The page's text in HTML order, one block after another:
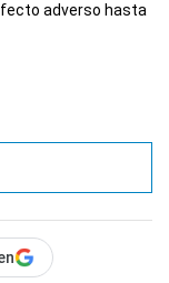
adverso hasta